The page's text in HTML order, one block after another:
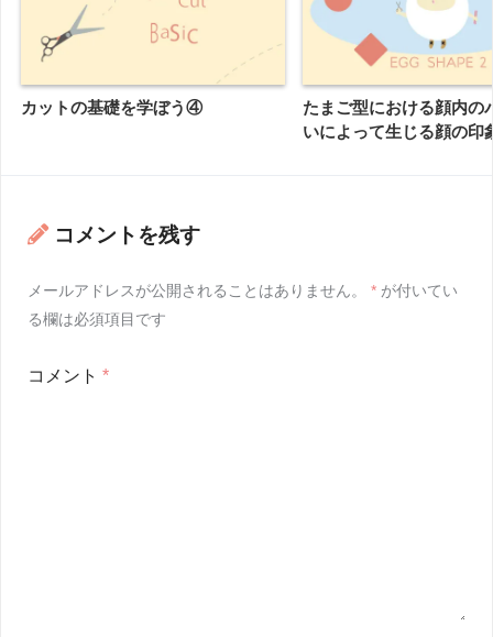
カットの基礎を学ぼう④
たまご型における顔内の
いによって生じる顔の
コメントを残す
メールアドレスが公開されることはありません。 * が付いてい
る欄は必須項目です
コメント *